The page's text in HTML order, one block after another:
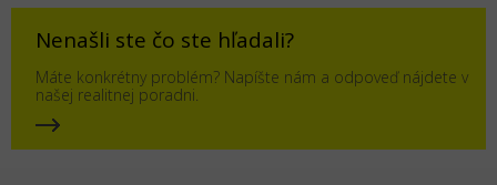
Nenašli ste čo ste hľadali?
Máte konkrétny problém? Napíšte nám a odpoveď nájdete v
našej realitnej poradni.